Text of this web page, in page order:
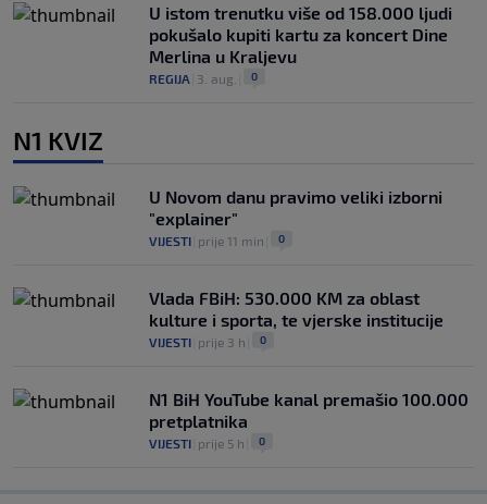
U istom trenutku više od 158.000 ljudi
pokušalo kupiti kartu za koncert Dine
Merlina u Kraljevu
REGIJA 3. aug. 0
N1 KVIZ
U Novom danu pravimo veliki izborni
"explainer"
VIJESTI prije 11 min 0
Vlada FBiH: 530.000 KM za oblast
kulture i sporta, te vjerske institucije
VIJESTI prije 3 h 0
N1 BiH YouTube kanal premašio 100.000
pretplatnika
VIJESTI prije 5 h 0